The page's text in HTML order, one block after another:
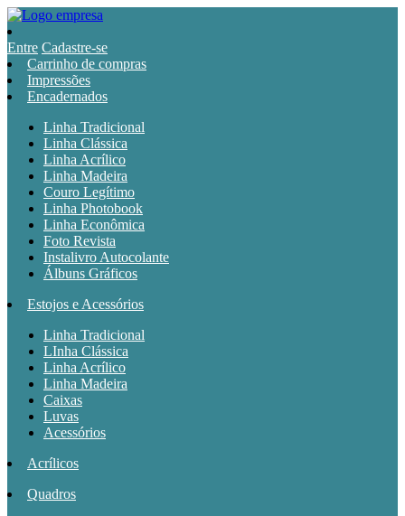
Entre Cadastre-se
Carrinho de compras
Impressões
Encadernados
Linha Tradicional
Linha Clássica
Linha Acrílico
Linha Madeira
Couro Legítimo
Linha Photobook
Linha Econômica
Foto Revista
Instalivro Autocolante
Álbuns Gráficos
Estojos e Acessórios
Linha Tradicional
LInha Clássica
Linha Acrílico
Linha Madeira
Caixas
Luvas
Acessórios
Acrílicos
Quadros